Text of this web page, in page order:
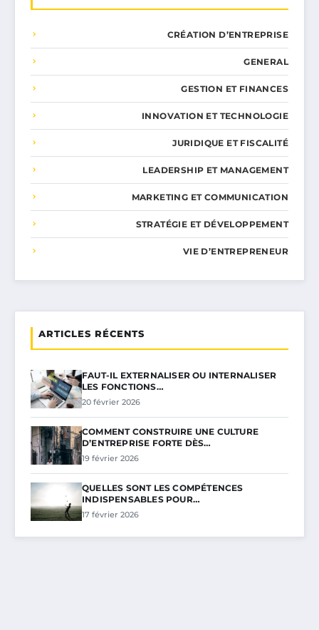
CRÉATION D’ENTREPRISE
GENERAL
GESTION ET FINANCES
INNOVATION ET TECHNOLOGIE
JURIDIQUE ET FISCALITÉ
LEADERSHIP ET MANAGEMENT
MARKETING ET COMMUNICATION
STRATÉGIE ET DÉVELOPPEMENT
VIE D’ENTREPRENEUR
ARTICLES RÉCENTS
FAUT-IL EXTERNALISER OU INTERNALISER
LES FONCTIONS…
20 février 2026
COMMENT CONSTRUIRE UNE CULTURE
D’ENTREPRISE FORTE DÈS…
19 février 2026
QUELLES SONT LES COMPÉTENCES
INDISPENSABLES POUR…
17 février 2026